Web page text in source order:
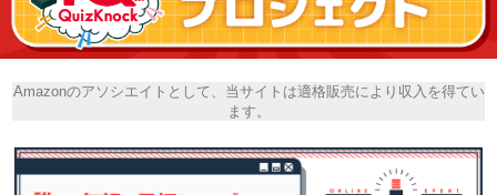
Amazonのアソシエイトとして、当サイトは適格販売により収入を得てい
ます。